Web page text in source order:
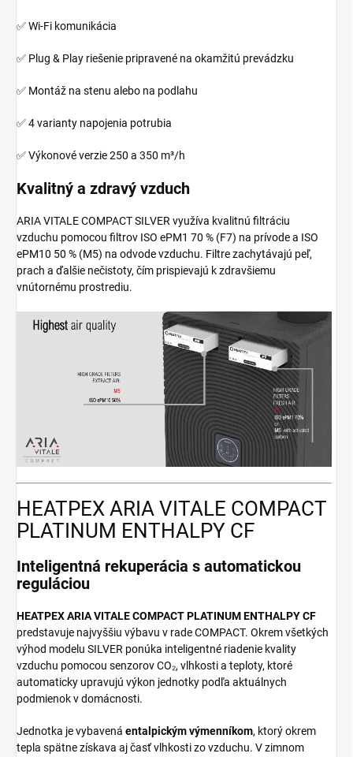
✅ Wi-Fi komunikácia
✅ Plug & Play riešenie pripravené na okamžitú prevádzku
✅ Montáž na stenu alebo na podlahu
✅ 4 varianty napojenia potrubia
✅ Výkonové verzie 250 a 350 m³/h
Kvalitný a zdravý vzduch
ARIA VITALE COMPACT SILVER využíva kvalitnú filtráciu
vzduchu pomocou filtrov ISO ePM1 70 % (F7) na prívode a ISO
ePM10 50 % (M5) na odvode vzduchu. Filtre zachytávajú peľ,
prach a ďalšie nečistoty, čím prispievajú k zdravšiemu
vnútornému prostrediu.
HEATPEX ARIA VITALE COMPACT
PLATINUM ENTHALPY CF
Inteligentná rekuperácia s automatickou
reguláciou
HEATPEX ARIA VITALE COMPACT PLATINUM ENTHALPY CF
predstavuje najvyššiu výbavu v rade COMPACT. Okrem všetkých
výhod modelu SILVER ponúka inteligentné riadenie kvality
vzduchu pomocou senzorov CO₂, vlhkosti a teploty, ktoré
automaticky upravujú výkon jednotky podľa aktuálnych
podmienok v domácnosti.
Jednotka je vybavená entalpickým výmenníkom, ktorý okrem
tepla spätne získava aj časť vlhkosti zo vzduchu. V zimnom